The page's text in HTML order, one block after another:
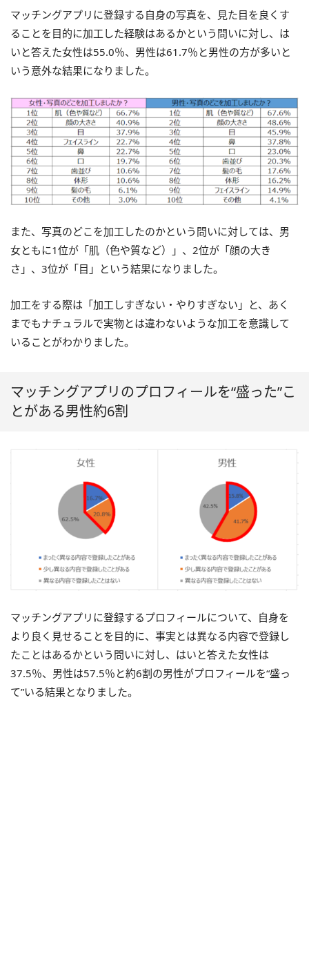
マッチングアプリに登録する自身の写真を、見た目を良くす
ることを目的に加工した経験はあるかという問いに対し、は
いと答えた女性は55.0％、男性は61.7％と男性の方が多いと
いう意外な結果になりました。
また、写真のどこを加工したのかという問いに対しては、男
女ともに1位が「肌（色や質など）」、2位が「顔の大き
さ」、3位が「目」という結果になりました。
加工をする際は「加工しすぎない・やりすぎない」と、あく
までもナチュラルで実物とは違わないような加工を意識して
いることがわかりました。
マッチングアプリのプロフィールを“盛った”こ
とがある男性約6割
マッチングアプリに登録するプロフィールについて、自身を
より良く見せることを目的に、事実とは異なる内容で登録し
たことはあるかという問いに対し、はいと答えた女性は
37.5％、男性は57.5％と約6割の男性がプロフィールを“盛っ
て”いる結果となりました。